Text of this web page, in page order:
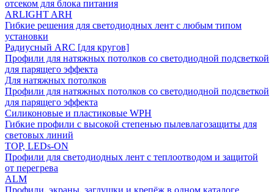
отсеком для блока питания
ARLIGHT ARH
Гибкие решения для светодиодных лент с любым типом
установки
Радиусный ARC [для кругов]
Профили для натяжных потолков со светодиодной подсветкой
для парящего эффекта
Для натяжных потолков
Профили для натяжных потолков со светодиодной подсветкой
для парящего эффекта
Силиконовые и пластиковые WPH
Гибкие профили с высокой степенью пылевлагозащиты для
световых линий
TOP, LEDs-ON
Профили для светодиодных лент с теплоотводом и защитой
от перегрева
ALM
Профили, экраны, заглушки и крепёж в одном каталоге